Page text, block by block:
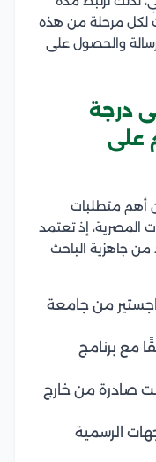
لكل مرحلة من هذه
والحصول على
درجة
على
أهم متطلبات
المصرية، إذ تعتمد
من جاهزية الباحث
من جامعة
مع برنامج
صادرة من خارج
الرسمية